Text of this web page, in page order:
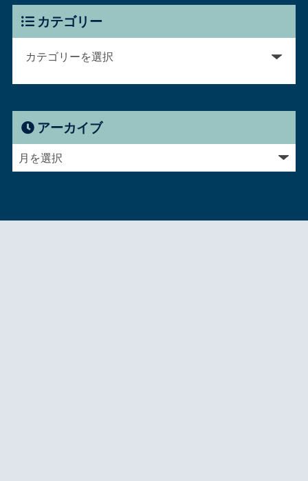
カテゴリー
アーカイブ